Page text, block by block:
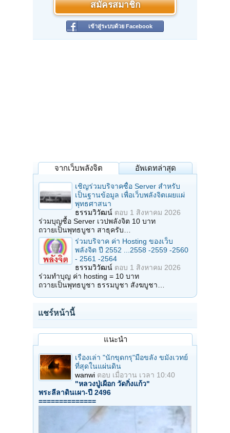
สมัครสมาชิก
เข้าสู่ระบบด้วย Facebook
จากเว็บพลังจิต อัพเดทล่าสุด
เชิญร่วมบริจาคซื้อ Server สำหรับ
เป็นฐานข้อมูล เพื่อเว็บพลังจิตเผยแผ่
พุทธศาสนา
ธรรมวิวัฒน์ ตอบ 1 สิงหาคม 2026
ร่วมบุญซื้อ Server เวปพลังจิต 10 บาท
ถวายเป็นพุทธบูชา สาธุครับ…
ร่วมบริจาค ค่า Hosting ของเว็บ
พลังจิต ปี 2552 ...2558 -2559 -2560
- 2561 -2564
ธรรมวิวัฒน์ ตอบ 1 สิงหาคม 2026
ร่วมทำบุญ ค่า hosting = 10 บาท
ถวายเป็นพุทธบูชา ธรรมบูชา สังฆบูชา…
แชร์หน้านี้
แนะนำ
เรื่องเล่า "นักขุดกรุ"มือขลัง ขมังเวทย์
ที่สุดในแผ่นดิน
wanwi ตอบ เมื่อวาน เวลา 10:40
"หลวงปู่เผือก วัดกิ่งแก้ว"
พระลีลาดินเผา-ปี 2496
==============